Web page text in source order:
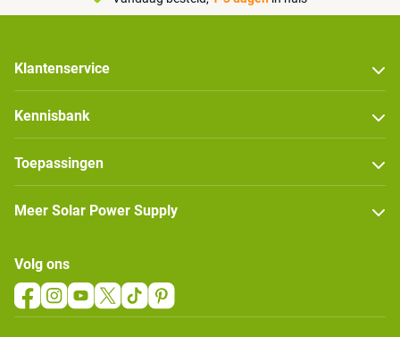
Klantenservice
Kennisbank
Toepassingen
Meer Solar Power Supply
Volg ons